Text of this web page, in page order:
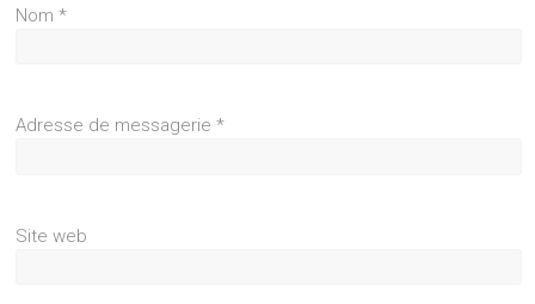
Nom*
Adresse de messagerie*
Site web